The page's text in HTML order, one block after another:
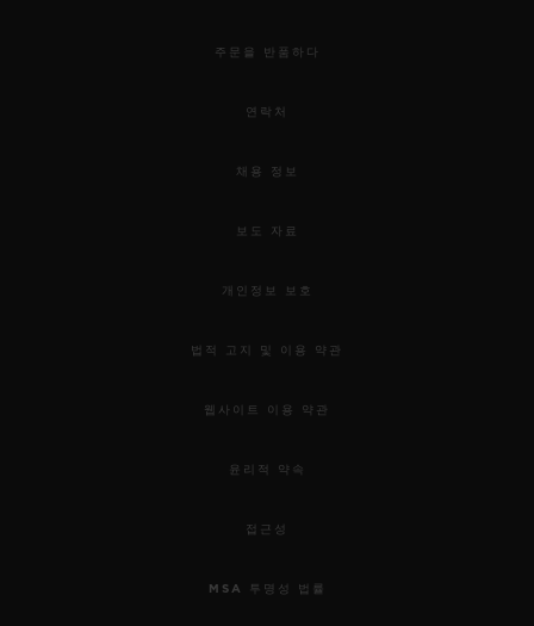
주문을 반품하다
연락처
채용 정보
보도 자료
개인정보 보호
법적 고지 및 이용 약관
웹사이트 이용 약관
윤리적 약속
접근성
MSA 투명성 법률